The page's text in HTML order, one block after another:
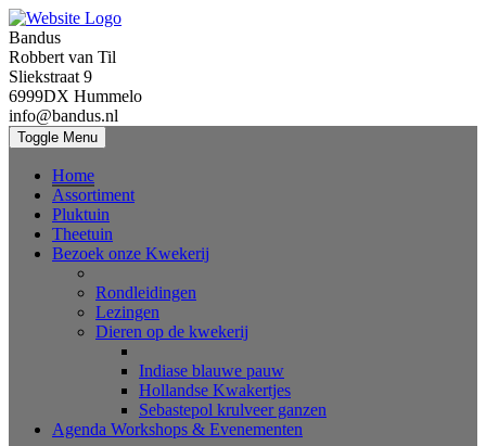
Bandus
Robbert van Til
Sliekstraat 9
6999DX Hummelo
info@bandus.nl
Toggle Menu
Home
Assortiment
Pluktuin
Theetuin
Bezoek onze Kwekerij
Rondleidingen
Lezingen
Dieren op de kwekerij
Indiase blauwe pauw
Hollandse Kwakertjes
Sebastepol krulveer ganzen
Agenda Workshops & Evenementen